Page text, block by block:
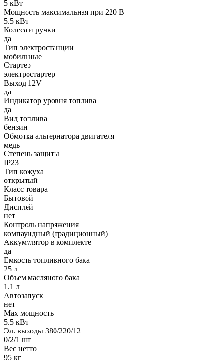
5 кВт
Мощность максимальная при 220 В
5.5 кВт
Колеса и ручки
да
Тип электростанции
мобильные
Стартер
электростартер
Выход 12V
да
Индикатор уровня топлива
да
Вид топлива
бензин
Обмотка альтернатора двигателя
медь
Степень защиты
IP23
Тип кожуха
открытый
Класс товара
Бытовой
Дисплей
нет
Контроль напряжения
компаундный (традиционный)
Аккумулятор в комплекте
да
Емкость топливного бака
25 л
Объем масляного бака
1.1 л
Автозапуск
нет
Max мощность
5.5 кВт
Эл. выходы 380/220/12
0/2/1 шт
Вес нетто
95 кг